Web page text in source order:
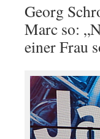
Georg
Marc so:
einer Frau